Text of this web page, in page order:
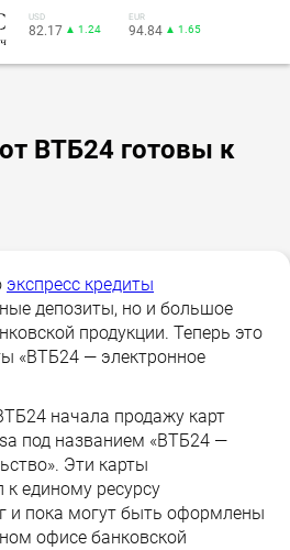
USD
82.17 ▲ 1.24
EUR
94.84 ▲ 1.65
ВТБ24 готовы к
экспресс кредиты
депозиты, но и большое
продукции. Теперь это
«ВТБ24 — электронное
начала продажу карт
под названием «ВТБ24 —
Эти карты
к единому ресурсу
и пока могут быть оформлены
офисе банковской